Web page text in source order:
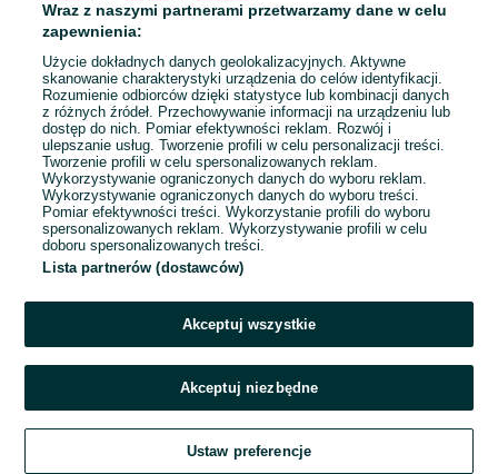
To ogłoszenie nie jest już dostępne
Przejdź na stronę główną
Wraz z naszymi partnerami przetwarzamy dane w celu
zapewnienia:
Użycie dokładnych danych geolokalizacyjnych. Aktywne
skanowanie charakterystyki urządzenia do celów identyfikacji.
Rozumienie odbiorców dzięki statystyce lub kombinacji danych
z różnych źródeł. Przechowywanie informacji na urządzeniu lub
dostęp do nich. Pomiar efektywności reklam. Rozwój i
ulepszanie usług. Tworzenie profili w celu personalizacji treści.
Tworzenie profili w celu spersonalizowanych reklam.
Wykorzystywanie ograniczonych danych do wyboru reklam.
Wykorzystywanie ograniczonych danych do wyboru treści.
Pomiar efektywności treści. Wykorzystanie profili do wyboru
spersonalizowanych reklam. Wykorzystywanie profili w celu
doboru spersonalizowanych treści.
Lista partnerów (dostawców)
Akceptuj wszystkie
Akceptuj niezbędne
Ustaw preferencje